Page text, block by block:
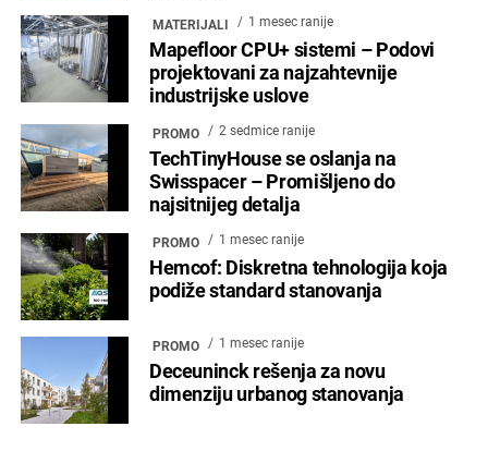
MATERIJALI 1 mesec ranije
Mapefloor CPU+ sistemi – Podovi
projektovani za najzahtevnije
industrijske uslove
PROMO 2 sedmice ranije
TechTinyHouse se oslanja na
Swisspacer – Promišljeno do
najsitnijeg detalja
PROMO 1 mesec ranije
Hemcof: Diskretna tehnologija koja
podiže standard stanovanja
PROMO 1 mesec ranije
Deceuninck rešenja za novu
dimenziju urbanog stanovanja